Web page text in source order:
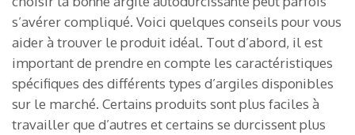
s’avérer compliqué. Voici quelques conseils pour vous
aider à trouver le produit idéal. Tout d’abord, il est
important de prendre en compte les caractéristiques
spécifiques des différents types d’argiles disponibles
sur le marché. Certains produits sont plus faciles à
travailler que d’autres et certains se durcissent plus